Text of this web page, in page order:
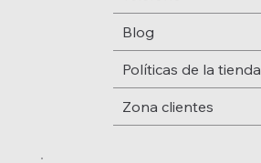
Blog
Políticas de la tienda
Zona clientes